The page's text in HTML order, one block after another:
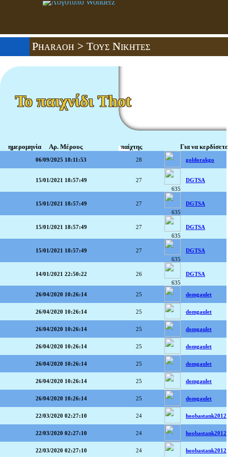
Pharaoh > Τους Νικητές
Το παιχνίδι Thot
ημερομηνία Αρ. Μέρους παίχτης Για να κερδίσετε
06/09/2025 18:11:53 28 goldorakgo
15/01/2021 18:57:49
27
635
DGTSA
15/01/2021 18:57:49
27
635
DGTSA
15/01/2021 18:57:49
27
635
DGTSA
15/01/2021 18:57:49
27
635
DGTSA
14/01/2021 22:50:22
26
635
DGTSA
26/04/2020 10:26:14 25 domgaulet
26/04/2020 10:26:14 25 domgaulet
26/04/2020 10:26:14 25 domgaulet
26/04/2020 10:26:14 25 domgaulet
26/04/2020 10:26:14 25 domgaulet
26/04/2020 10:26:14 25 domgaulet
26/04/2020 10:26:14 25 domgaulet
22/03/2020 02:27:10 24 hoobastank2012
22/03/2020 02:27:10 24 hoobastank2012
22/03/2020 02:27:10 24 hoobastank2012